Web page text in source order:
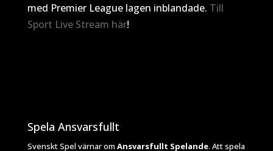
med Premier League lagen inblandade. Till
Sport Live Stream här!
Spela Ansvarsfullt
Svenskt Spel värnar om Ansvarsfullt Spelande. Att spela